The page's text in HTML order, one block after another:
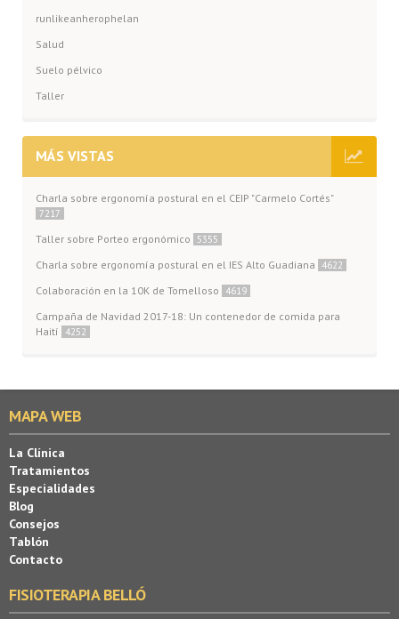
runlikeanherophelan
Salud
Suelo pélvico
Taller
MÁS VISTAS
Charla sobre ergonomía postural en el CEIP "Carmelo Cortés"
7217
Taller sobre Porteo ergonómico 5355
Charla sobre ergonomía postural en el IES Alto Guadiana 4622
Colaboración en la 10K de Tomelloso 4619
Campaña de Navidad 2017-18: Un contenedor de comida para
Haití
4252
MAPA WEB
La Clínica
Tratamientos
Especialidades
Blog
Consejos
Tablón
Contacto
FISIOTERAPIA BELLÓ